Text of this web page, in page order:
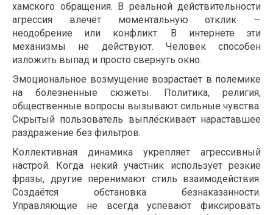
хамского обращения. В реальной действительности
агрессия влечёт моментальную отклик —
неодобрение или конфликт. В интернете эти
механизмы не действуют. Человек способен
изложить выпад и просто свернуть окно.
Эмоциональное возмущение возрастает в полемике
на болезненные сюжеты. Политика, религия,
общественные вопросы вызывают сильные чувства.
Скрытый пользователь выплёскивает нараставшее
раздражение без фильтров.
Коллективная динамика укрепляет агрессивный
настрой. Когда некий участник использует резкие
фразы, другие перенимают стиль взаимодействия.
Создаётся обстановка безнаказанности.
Управляющие не всегда успевают фиксировать